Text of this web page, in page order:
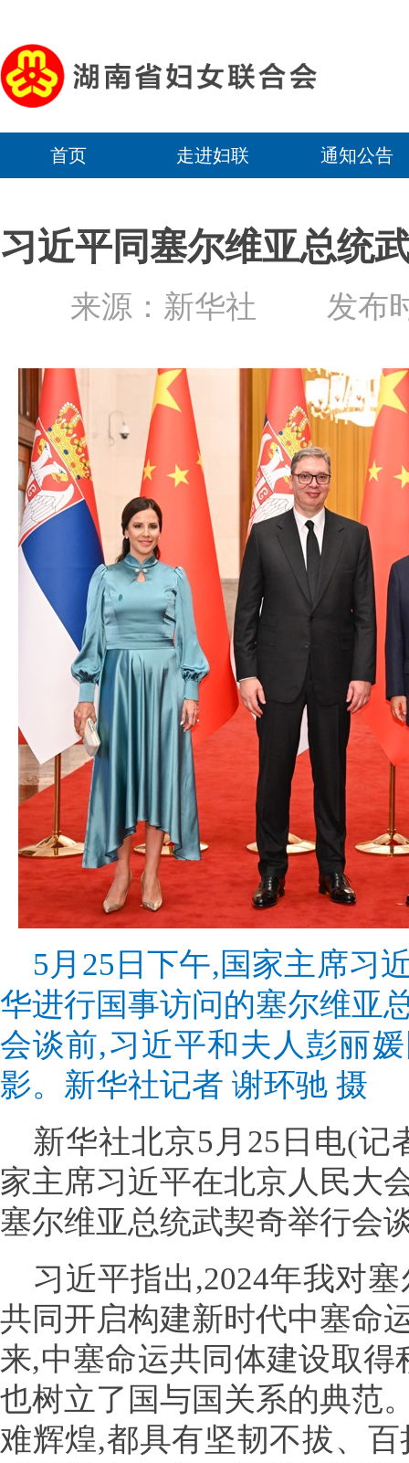
首页 走进妇联 通知公告
习近平同塞尔维亚总统
来源：新华社 发布
5月25日下午,国家主席习
华进行国事访问的塞尔维亚
会谈前,习近平和夫人彭丽
影。新华社记者 谢环驰 摄
新华社北京5月25日电(记
家主席习近平在北京人民大
塞尔维亚总统武契奇举行会
习近平指出,2024年我对
共同开启构建新时代中塞命
来,中塞命运共同体建设取
也树立了国与国关系的典范
难辉煌,都具有坚韧不拔、